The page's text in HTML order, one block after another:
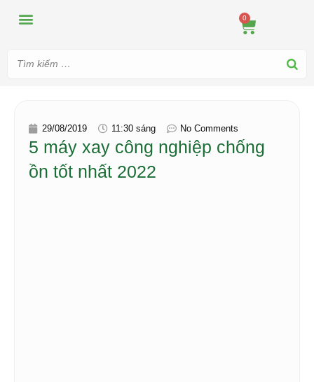
0
29/08/2019 11:30 sáng No Comments
5 máy xay công nghiệp chống
ồn tốt nhất 2022